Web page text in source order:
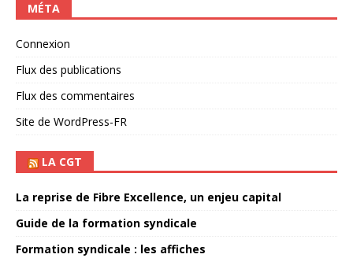
MÉTA
Connexion
Flux des publications
Flux des commentaires
Site de WordPress-FR
LA CGT
La reprise de Fibre Excellence, un enjeu capital
Guide de la formation syndicale
Formation syndicale : les affiches